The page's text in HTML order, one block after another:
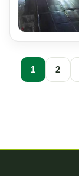
1 2